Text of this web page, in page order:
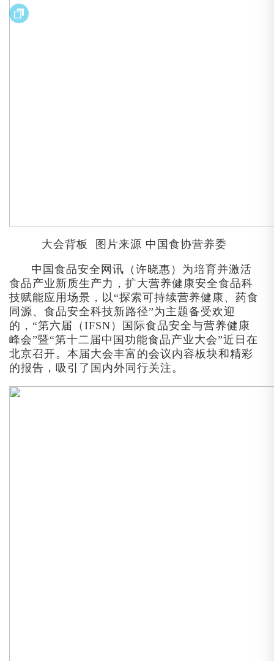
大会背板 图片来源 中国食协营养委
中国食品安全网讯（许晓惠）为培育并激活
食品产业新质生产力，扩大营养健康安全食品科
技赋能应用场景，以“探索可持续营养健康、药食
同源、食品安全科技新路径”为主题备受欢迎
的，“第六届（IFSN）国际食品安全与营养健康
峰会”暨“第十二届中国功能食品产业大会”近日在
北京召开。本届大会丰富的会议内容板块和精彩
的报告，吸引了国内外同行关注。